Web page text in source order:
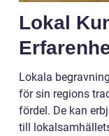
Lokal
Lokala
för sin regions
fördel. De kan
till